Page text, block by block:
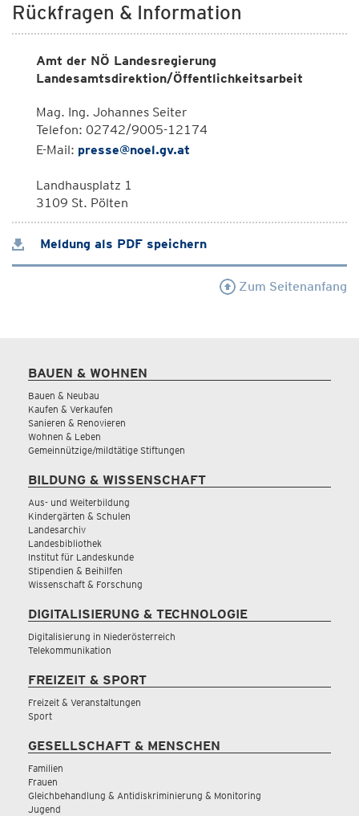
Rückfragen & Information
Amt der NÖ Landesregierung
Landesamtsdirektion/Öffentlichkeitsarbeit
Mag. Ing. Johannes Seiter
Telefon: 02742/9005-12174
E-Mail: presse@noel.gv.at
Landhausplatz 1
3109 St. Pölten
Meldung als PDF speichern
Zum Seitenanfang
BAUEN & WOHNEN
Bauen & Neubau
Kaufen & Verkaufen
Sanieren & Renovieren
Wohnen & Leben
Gemeinnützige/mildtätige Stiftungen
BILDUNG & WISSENSCHAFT
Aus- und Weiterbildung
Kindergärten & Schulen
Landesarchiv
Landesbibliothek
Institut für Landeskunde
Stipendien & Beihilfen
Wissenschaft & Forschung
DIGITALISIERUNG & TECHNOLOGIE
Digitalisierung in Niederösterreich
Telekommunikation
FREIZEIT & SPORT
Freizeit & Veranstaltungen
Sport
GESELLSCHAFT & MENSCHEN
Familien
Frauen
Gleichbehandlung & Antidiskriminierung & Monitoring
Jugend